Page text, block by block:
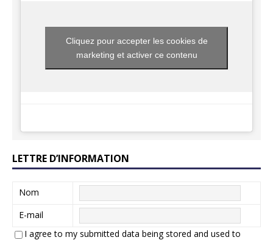
Cliquez pour accepter les cookies de
marketing et activer ce contenu
LETTRE D’INFORMATION
Nom
E-mail
I agree to my submitted data being stored and used to